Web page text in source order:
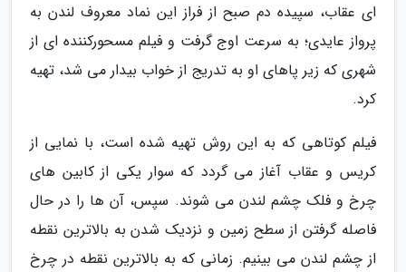
ای عقاب، سپیده دم صبح از فراز این نماد معروف لندن به
پرواز عایدی؛ به سرعت اوج گرفت و فیلم مسحورکننده ای از
شهری که زیر پاهای او به تدریج از خواب بیدار می شد، تهیه
کرد.
فیلم کوتاهی که به این روش تهیه شده است، با نمایی از
کریس و عقاب آغاز می گردد که سوار یکی از کابین های
چرخ و فلک چشم لندن می شوند. سپس، آن ها را در حال
فاصله گرفتن از سطح زمین و نزدیک شدن به بالاترین نقطه
از چشم لندن می بینیم. زمانی که به بالاترین نقطه در چرخ